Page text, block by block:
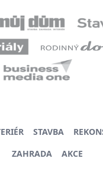
STAVBA
ZAHRADA
AKCE